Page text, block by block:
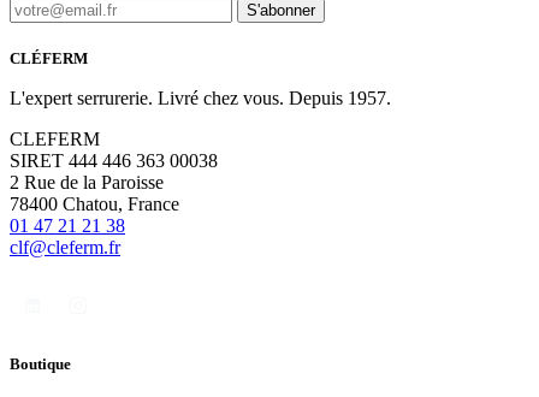
S'abonner
CLÉFERM
L'expert serrurerie. Livré chez vous. Depuis 1957.
CLEFERM
SIRET 444 446 363 00038
2 Rue de la Paroisse
78400 Chatou, France
01 47 21 21 38
clf@cleferm.fr
Boutique